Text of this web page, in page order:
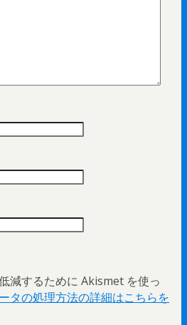
減するために Akismet を使っ
タの処理方法の詳細はこちらを